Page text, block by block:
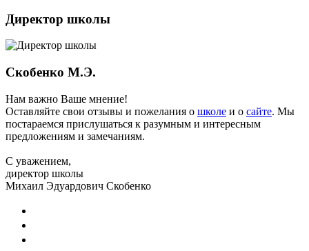
Директор школы
Скобенко М.Э.
Нам важно Ваше мнение!
Оставляйте свои отзывы и пожелания о школе и о сайте. Мы
постараемся прислушаться к разумным и интересным
предложениям и замечаниям.
С уважением,
директор школы
Михаил Эдуардович Скобенко